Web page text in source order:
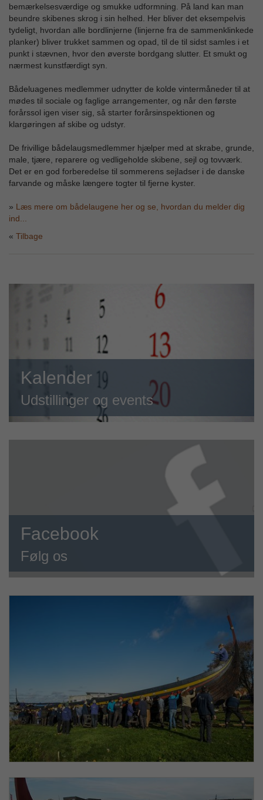
bemærkelsesværdige og smukke udformning. På land kan man
beundre skibenes skrog i sin helhed. Her bliver det eksempelvis
tydeligt, hvordan alle bordlinjerne (linjerne fra de sammenklinkede
planker) bliver trukket sammen og opad, til de til sidst samles i et
punkt i stævnen, hvor den øverste bordgang slutter. Et smukt og
nærmest kunstfærdigt syn.
Bådeluagenes medlemmer udnytter de kolde vintermåneder til at
mødes til sociale og faglige arrangementer, og når den første
forårssol igen viser sig, så starter forårsinspektionen og
klargøringen af skibe og udstyr.
De frivillige bådelaugsmedlemmer hjælper med at skrabe, grunde,
male, tjære, reparere og vedligeholde skibene, sejl og tovværk.
Det er en god forberedelse til sommerens sejladser i de danske
farvande og måske længere togter til fjerne kyster.
» Læs mere om bådelaugene her og se, hvordan du melder dig
ind...
Tilbage
Kalender
Udstillinger og events
Facebook
Følg os